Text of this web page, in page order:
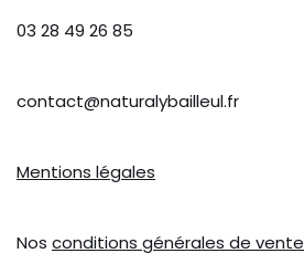
03 28 49 26 85
contact@naturalybailleul.fr
Mentions légales
Nos conditions générales de vente